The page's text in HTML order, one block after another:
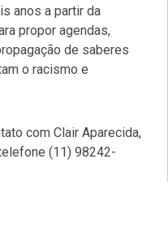
anos a partir da
propor agendas,
de saberes
o racismo e
com Clair Aparecida,
(11) 98242-